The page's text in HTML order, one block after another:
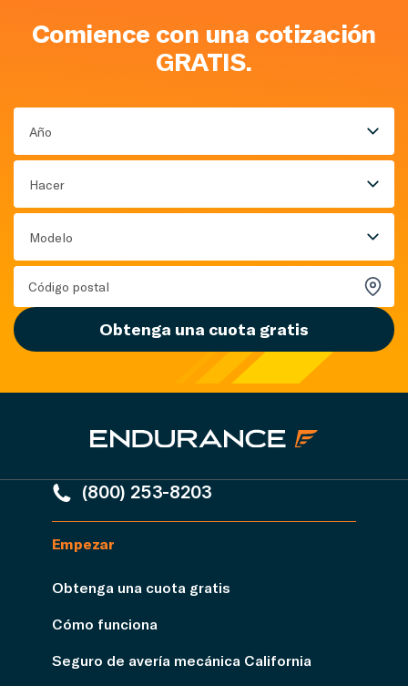
Comience con una cotización
GRATIS.
Año
Hacer
Modelo
Obtenga una cuota gratis
(800) 253-8203
Empezar
Obtenga una cuota gratis
Cómo funciona
Seguro de avería mecánica California